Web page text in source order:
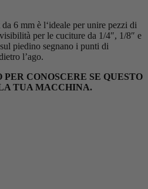
6 mm è l‘ideale per unire pezzi di
per le cuciture da 1/4″, 1/8″ e
piedino segnano i punti di
l’ago.
CONOSCERE SE QUESTO
TUA MACCHINA.